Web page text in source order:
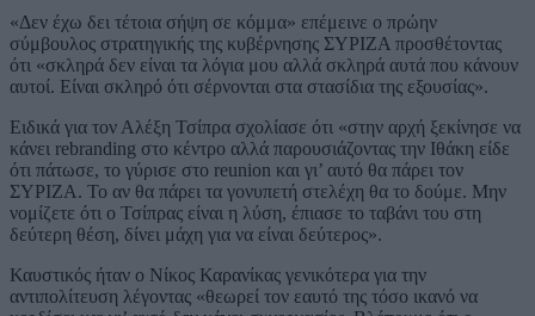
«Δεν έχω δει τέτοια σήψη σε κόμμα» επέμεινε ο πρώην
σύμβουλος στρατηγικής της κυβέρνησης ΣΥΡΙΖΑ προσθέτοντας
ότι «σκληρά δεν είναι τα λόγια μου αλλά σκληρά αυτά που κάνουν
αυτοί. Είναι σκληρό ότι σέρνονται στα στασίδια της εξουσίας».
Ειδικά για τον Αλέξη Τσίπρα σχολίασε ότι «στην αρχή ξεκίνησε να
κάνει rebranding στο κέντρο αλλά παρουσιάζοντας την Ιθάκη είδε
ότι πάτωσε, το γύρισε στο reunion και γι’ αυτό θα πάρει τον
ΣΥΡΙΖΑ. Το αν θα πάρει τα γονυπετή στελέχη θα το δούμε. Μην
νομίζετε ότι ο Τσίπρας είναι η λύση, έπιασε το ταβάνι του στη
δεύτερη θέση, δίνει μάχη για να είναι δεύτερος».
Καυστικός ήταν ο Νίκος Καρανίκας γενικότερα για την
αντιπολίτευση λέγοντας «θεωρεί τον εαυτό της τόσο ικανό να